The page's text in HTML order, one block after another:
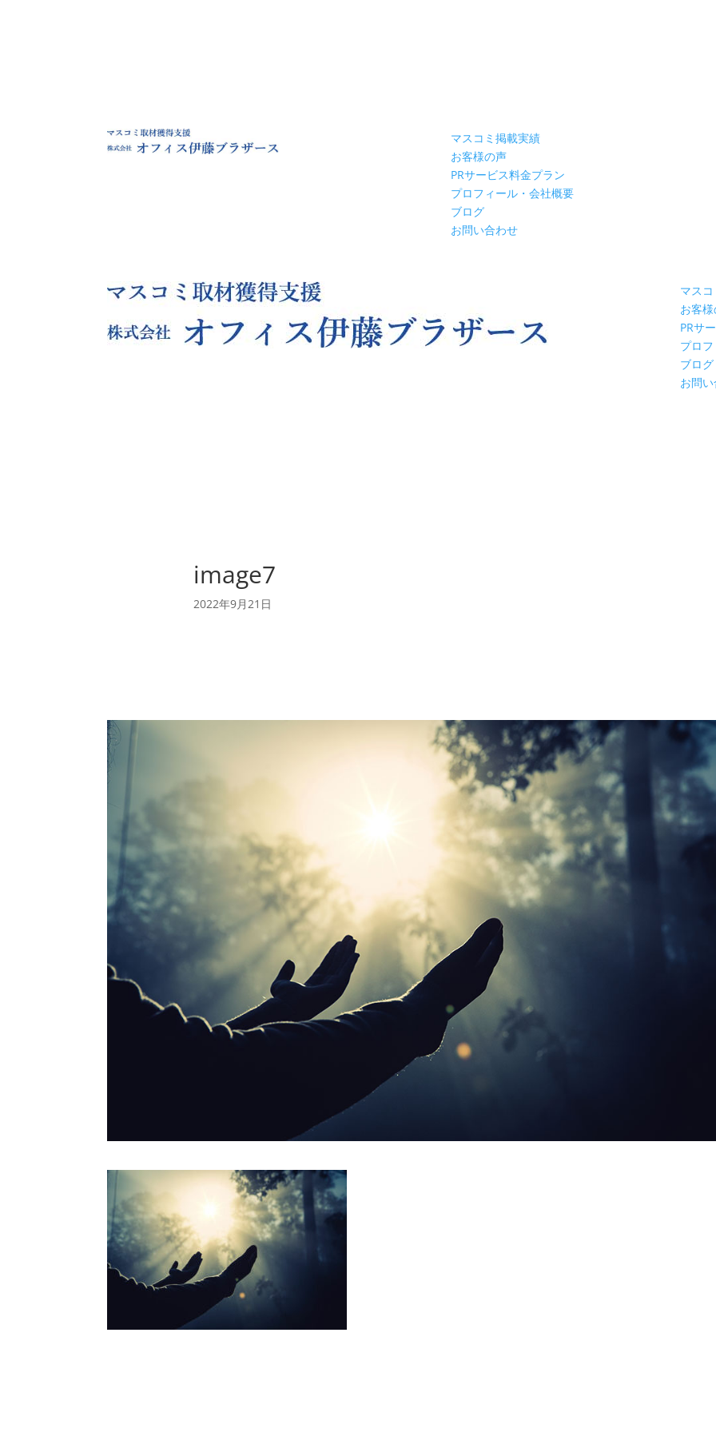
マスコミ掲載実績
お客様の声
PRサービス料金プラン
プロフィール・会社概要
ブログ
お問い合わせ
マス
お客
PRサ
プロ
ブログ
お問
image7
2022年9月21日